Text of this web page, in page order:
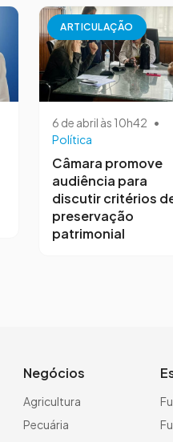
ARTICULAÇÃO
6 de abril às 10h42 •
Política
Câmara promove
audiência para
discutir critérios
preservação
patrimonial
Negócios
Agricultura
Pecuária